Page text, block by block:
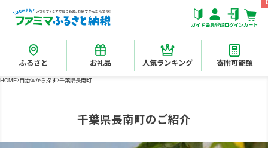
ガイド会員登録ログインカート
ふるさと お礼品 人気ランキング 寄附可能額
HOME 自治体から探す 千葉県長南町
千葉県長南町のご紹介